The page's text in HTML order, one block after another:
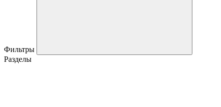
Фильтры
Разделы